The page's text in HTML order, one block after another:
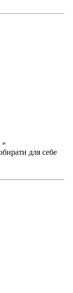
»
для себе